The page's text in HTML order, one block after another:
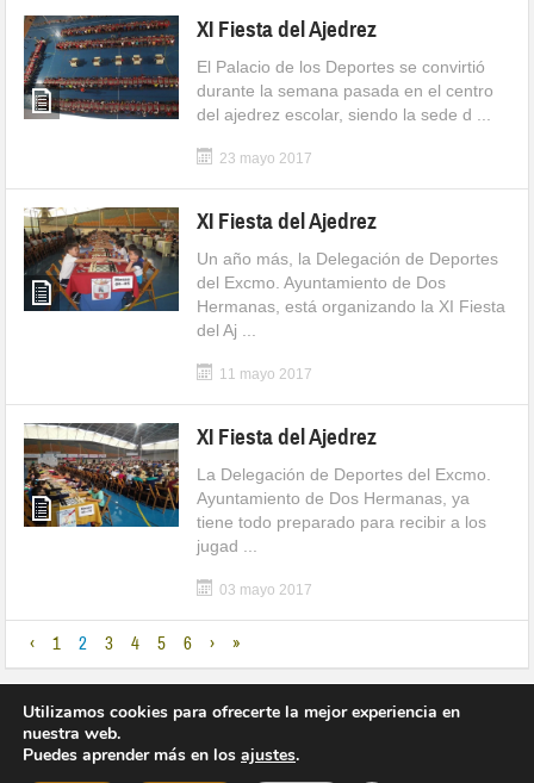
XI Fiesta del Ajedrez
El Palacio de los Deportes se convirtió
durante la semana pasada en el centro
del ajedrez escolar, siendo la sede d ...
23 mayo 2017
XI Fiesta del Ajedrez
Un año más, la Delegación de Deportes
del Excmo. Ayuntamiento de Dos
Hermanas, está organizando la XI Fiesta
del Aj ...
11 mayo 2017
XI Fiesta del Ajedrez
La Delegación de Deportes del Excmo.
Ayuntamiento de Dos Hermanas, ya
tiene todo preparado para recibir a los
jugad ...
03 mayo 2017
‹ 1 2 3 4 5 6 › »
Utilizamos cookies para ofrecerte la mejor experiencia en
nuestra web.
Puedes aprender más en los ajustes.